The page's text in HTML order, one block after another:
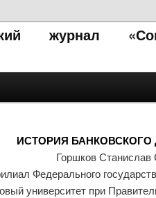
журнал
ИСТОРИЯ
Горшков Станислав
Федерального
университет при